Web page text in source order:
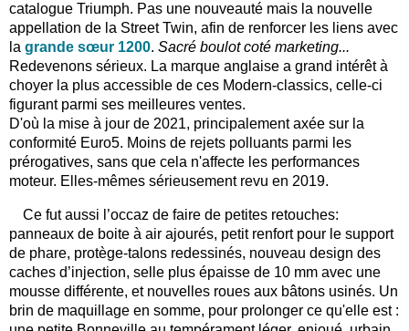
catalogue Triumph. Pas une nouveauté mais la nouvelle
appellation de la Street Twin, afin de renforcer les liens avec
la grande sœur 1200. Sacré boulot coté marketing...
Redevenons sérieux. La marque anglaise a grand intérêt à
choyer la plus accessible de ces Modern-classics, celle-ci
figurant parmi ses meilleures ventes.
D'où la mise à jour de 2021, principalement axée sur la
conformité Euro5. Moins de rejets polluants parmi les
prérogatives, sans que cela n'affecte les performances
moteur. Elles-mêmes sérieusement revu en 2019.
Ce fut aussi l’occaz de faire de petites retouches:
panneaux de boite à air ajourés, petit renfort pour le support
de phare, protège-talons redessinés, nouveau design des
caches d’injection, selle plus épaisse de 10 mm avec une
mousse différente, et nouvelles roues aux bâtons usinés. Un
brin de maquillage en somme, pour prolonger ce qu'elle est :